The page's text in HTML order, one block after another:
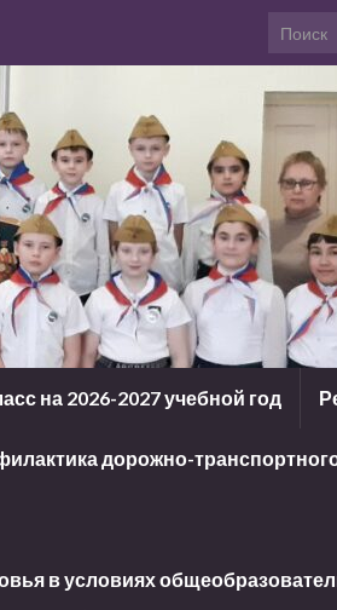
Search
на 2026-2027 учебной год
дорожно-
в условиях